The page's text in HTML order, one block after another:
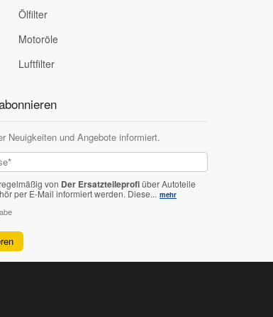
RHZ (DW10ATED), RHZ
(DW10BTED), RHZ
(DW10BTED+)
RHZ (DW10ATED)
10/99 -
Ölfilter
Motoröle
Luftfilter
Neuigkeiten und Angebote informiert.
von Der Ersatzteileprofiüber Autoteile
per E-Mail informiert werden. Diese... mehr